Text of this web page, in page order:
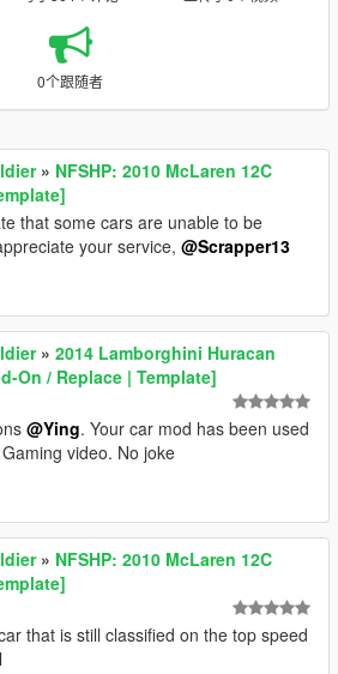
0个跟随者
» NFSHP: 2010 McLaren 12C
that some cars are unable to be
your service, @Scrapper13
» 2014 Lamborghini Huracan
On / Replace | Template]
@Ying. Your car mod has been used
video. No joke
» NFSHP: 2010 McLaren 12C
that is still classified on the top speed